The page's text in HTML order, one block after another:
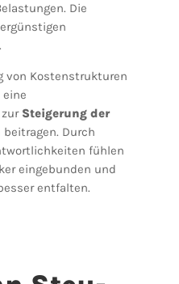
Die
von Kostenstrukturen
Steigerung der
beitragen. Durch
fühlen
eingebunden und
entfalten.